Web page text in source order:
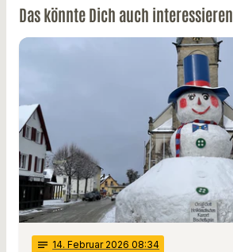
Das könnte Dich auch interessieren
notes 14. Februar 2026 08:34